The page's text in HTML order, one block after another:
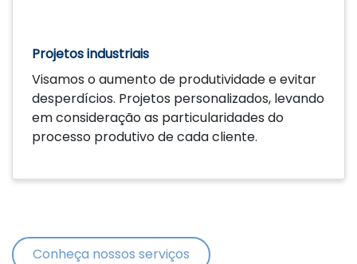
Projetos industriais
Visamos o aumento de produtividade e evitar
desperdícios. Projetos personalizados, levando
em consideração as particularidades do
processo produtivo de cada cliente.
Saiba mais
Conheça nossos serviços